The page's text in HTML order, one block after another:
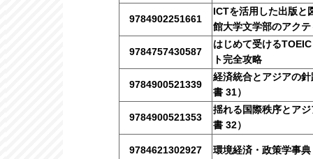
9784902251661
ICTを活用した出版
館大学文学部のアク
9784757430587
はじめて受ける
ト完全攻略
9784900521339
経済統合とアジアの
書 31）
9784900521353
揺れる国際秩序とア
書 32）
9784621302927 環境経済・政策学事典